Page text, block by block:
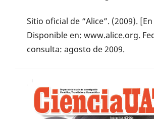
Sitio oficial de “Alice”. (2009).
Disponible en: www.alice.org.
consulta: agosto de 2009.